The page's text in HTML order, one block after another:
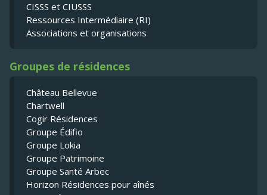
CISSS et CIUSSS
Ressources Intermédiaire (RI)
Associations et organisations
Groupes de résidences
Château Bellevue
Chartwell
Cogir Résidences
Groupe Édifio
Groupe Lokia
Groupe Patrimoine
Groupe Santé Arbec
Horizon Résidences pour aînés